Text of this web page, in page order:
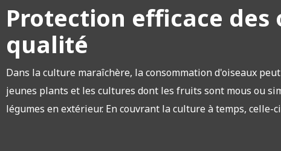
Protection efficace
qualité
Dans la culture maraîchère, la consommation d'oiseaux
jeunes plants et les cultures dont les fruits sont mous ou
légumes en extérieur. En couvrant la culture à temps,